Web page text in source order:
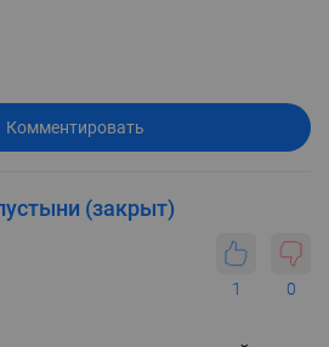
Комментировать
(закрыт)
1 0